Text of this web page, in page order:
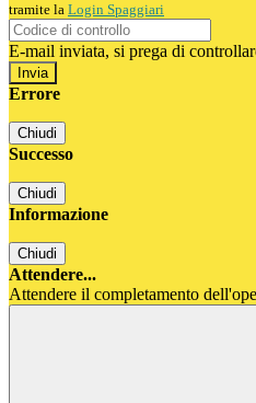
tramite la Login Spaggiari
E-mail inviata, si prega di
Errore
Chiudi
Successo
Chiudi
Informazione
Chiudi
Attendere...
Attendere il completamento